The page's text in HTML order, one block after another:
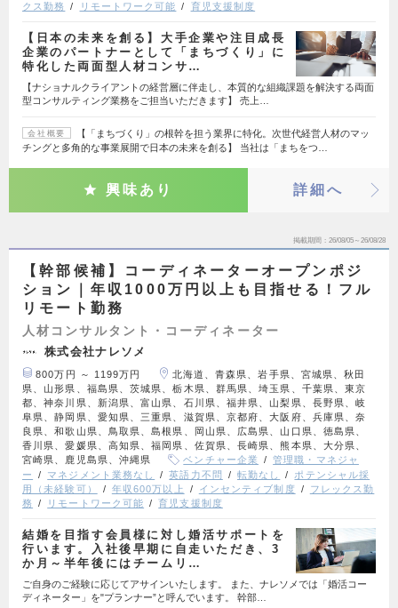
クス勤務 リモートワーク可能 育児支援制度
【日本の未来を創る】大手企業や注目成長
企業のパートナーとして「まちづくり」に
特化した両面型人材コンサ…
【ナショナルクライアントの経営層に伴走し、本質的な組織課題を解決する両面
型コンサルティング業務をご担当いただきます】 売上…
会社概要
【「まちづくり」の根幹を担う業界に特化。次世代経営人材のマッ
チングと多角的な事業展開で日本の未来を創る】 当社は「まちをつ…
興味あり 詳細へ
掲載期間 26/08/05～26/08/28
【幹部候補】コーディネーターオープンポジ
ション｜年収1000万円以上も目指せる！フル
リモート勤務
人材コンサルタント・コーディネーター
株式会社ナレソメ
800万円 ～ 1199万円
北海道、青森県、岩手県、宮城県、秋田
県、山形県、福島県、茨城県、栃木県、群馬県、埼玉県、千葉県、東京
都、神奈川県、新潟県、富山県、石川県、福井県、山梨県、長野県、岐
阜県、静岡県、愛知県、三重県、滋賀県、京都府、大阪府、兵庫県、奈
良県、和歌山県、鳥取県、島根県、岡山県、広島県、山口県、徳島県、
香川県、愛媛県、高知県、福岡県、佐賀県、長崎県、熊本県、大分県、
宮崎県、鹿児島県、沖縄県
ベンチャー企業
管理職・マネジャ
ー
マネジメント業務なし 英語力不問 転勤なし
ポテンシャル採
用（未経験可）
年収600万以上 インセンティブ制度
フレックス勤
務
リモートワーク可能 育児支援制度
結婚を目指す会員様に対し婚活サポートを
行います。入社後早期に自走いただき、3
か月～半年後にはチームリ…
ご自身のご経験に応じてアサインいたします。 また、ナレソメでは「婚活コー
ディネーター」を"プランナー”と呼んでいます。 幹部…